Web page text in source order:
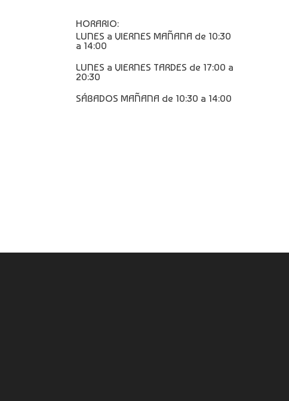
HORARIO:
LUNES a VIERNES MAÑANA de 10:30
a 14:00
LUNES a VIERNES TARDES de 17:00 a
20:30
SÁBADOS MAÑANA de 10:30 a 14:00